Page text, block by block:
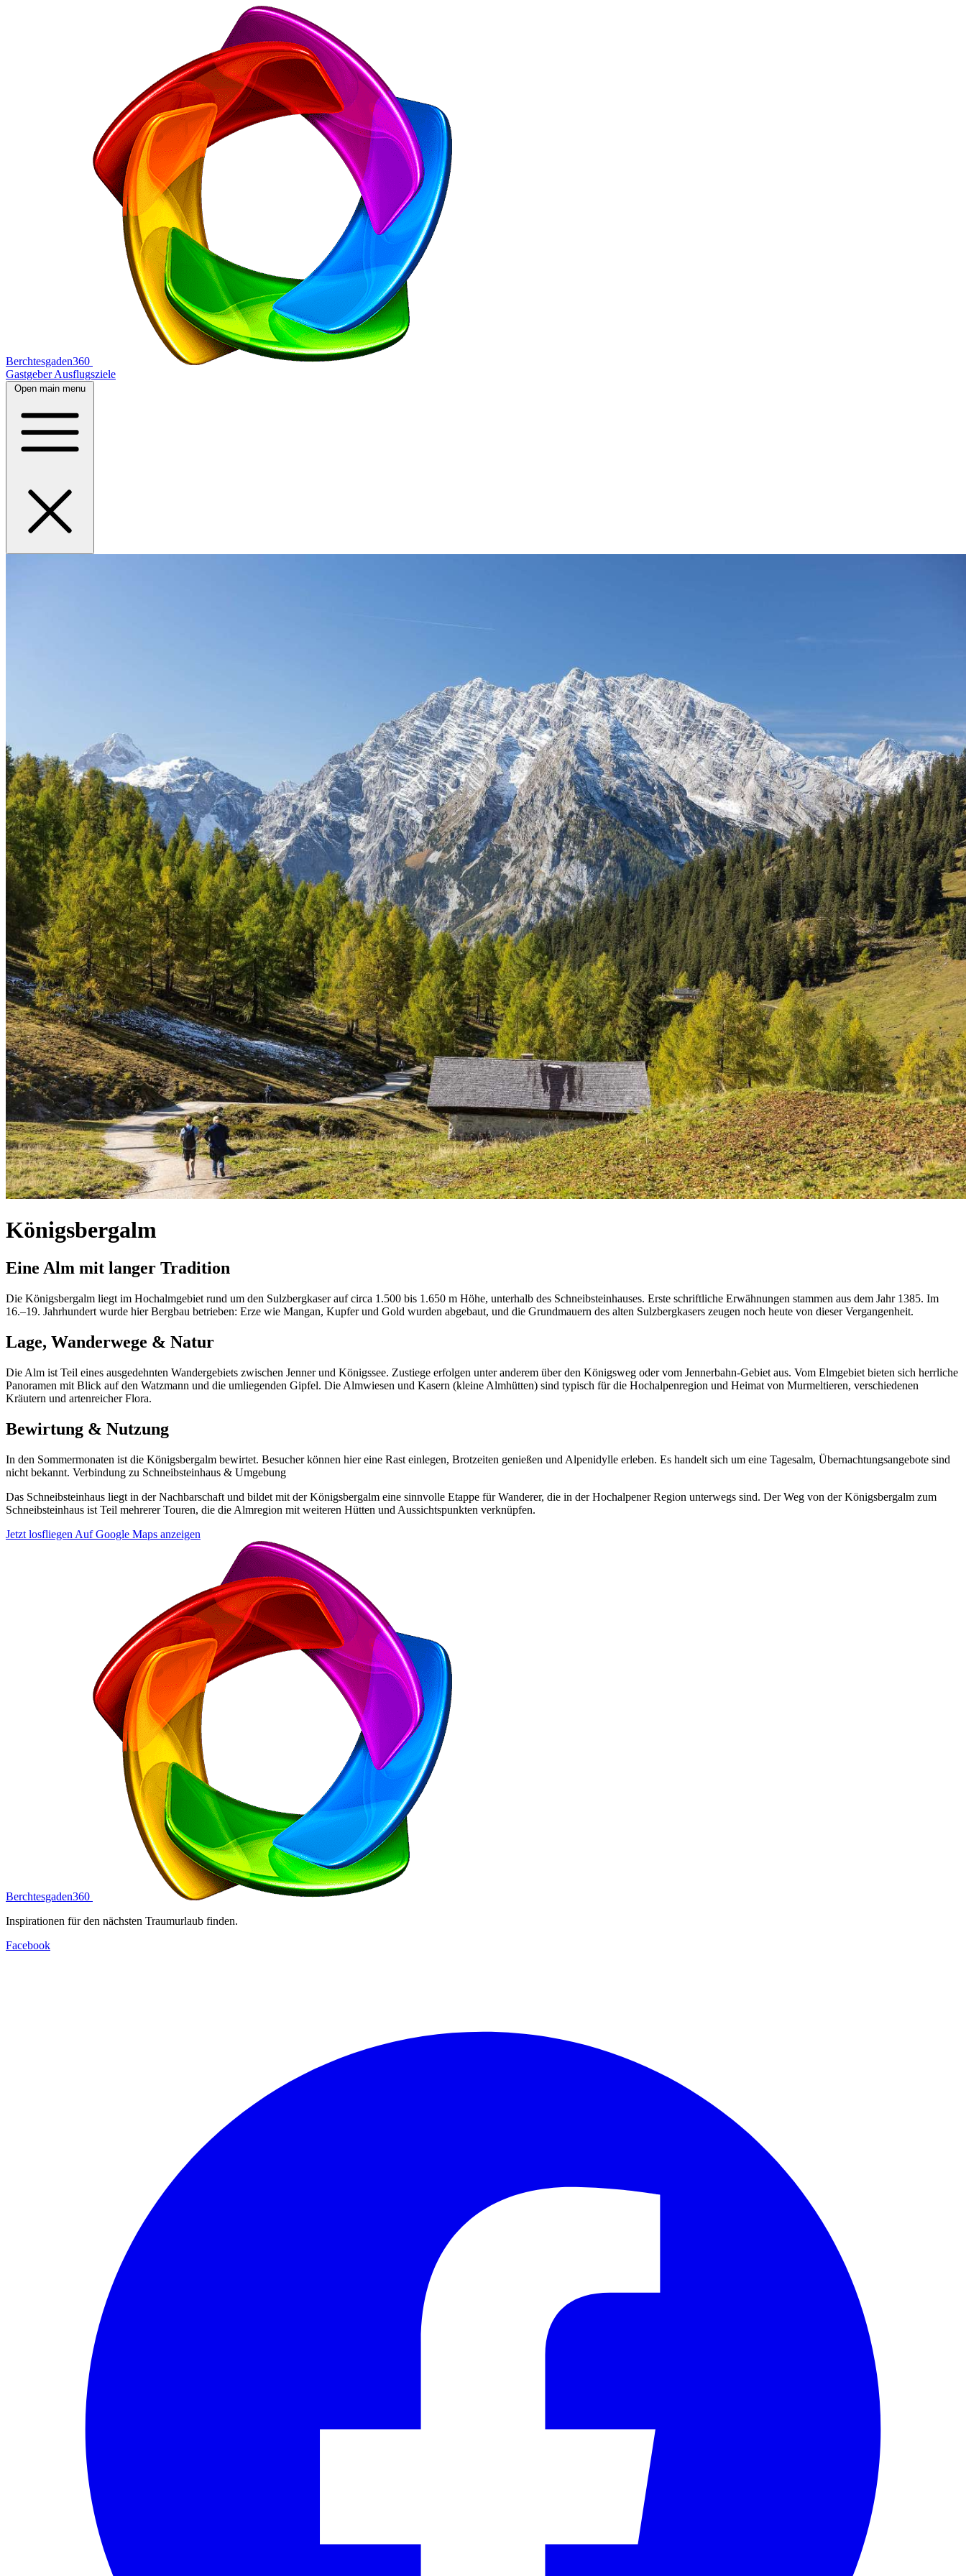
Berchtesgaden360
GastgeberAusflugsziele
Open main menu
Königsbergalm
Eine Alm mit langer Tradition
Die Königsbergalm liegt im Hochalmgebiet rund um den Sulzbergkaser auf circa 1.500 bis 1.650 m Höhe, unterhalb des Schneibsteinhauses. Erste schriftliche Erwähnungen stammen aus dem Jahr 1385. Im
16.–19. Jahrhundert wurde hier Bergbau betrieben: Erze wie Mangan, Kupfer und Gold wurden abgebaut, und die Grundmauern des alten Sulzbergkasers zeugen noch heute von dieser Vergangenheit.
Lage, Wanderwege & Natur
Die Alm ist Teil eines ausgedehnten Wandergebiets zwischen Jenner und Königssee. Zustiege erfolgen unter anderem über den Königsweg oder vom Jennerbahn-Gebiet aus. Vom Elmgebiet bieten sich herrliche
Panoramen mit Blick auf den Watzmann und die umliegenden Gipfel. Die Almwiesen und Kasern (kleine Almhütten) sind typisch für die Hochalpenregion und Heimat von Murmeltieren, verschiedenen
Kräutern und artenreicher Flora.
Bewirtung & Nutzung
In den Sommermonaten ist die Königsbergalm bewirtet. Besucher können hier eine Rast einlegen, Brotzeiten genießen und Alpenidylle erleben. Es handelt sich um eine Tagesalm, Übernachtungsangebote sind
nicht bekannt. Verbindung zu Schneibsteinhaus & Umgebung
Das Schneibsteinhaus liegt in der Nachbarschaft und bildet mit der Königsbergalm eine sinnvolle Etappe für Wanderer, die in der Hochalpener Region unterwegs sind. Der Weg von der Königsbergalm zum
Schneibsteinhaus ist Teil mehrerer Touren, die die Almregion mit weiteren Hütten und Aussichtspunkten verknüpfen.
Jetzt losfliegen Auf Google Maps anzeigen
Berchtesgaden360
Inspirationen für den nächsten Traumurlaub finden.
Facebook